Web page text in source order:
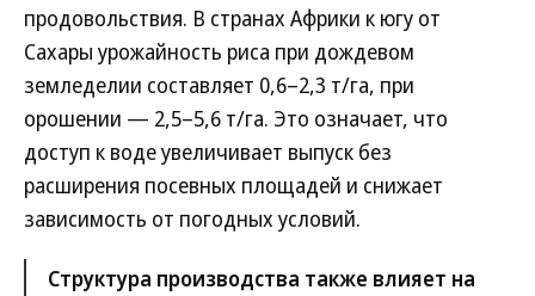
продовольствия. В странах Африки к югу от
Сахары урожайность риса при дождевом
земледелии составляет 0,6–2,3 т/га, при
орошении — 2,5–5,6 т/га. Это означает, что
доступ к воде увеличивает выпуск без
расширения посевных площадей и снижает
зависимость от погодных условий.
Структура производства также влияет на